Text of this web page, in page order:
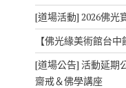
[道場活動] 2026佛光
【佛光緣美術館台
[道場公告] 活動延期
齋戒＆佛學講座